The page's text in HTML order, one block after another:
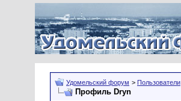
Удомельский форум > Пользователи
Профиль Dryn